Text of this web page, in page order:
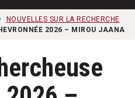
NOUVELLES SUR LA RECHERCHE
2026 – MIROU JAANA